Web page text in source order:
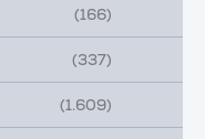
(166)
(337)
(1.609)